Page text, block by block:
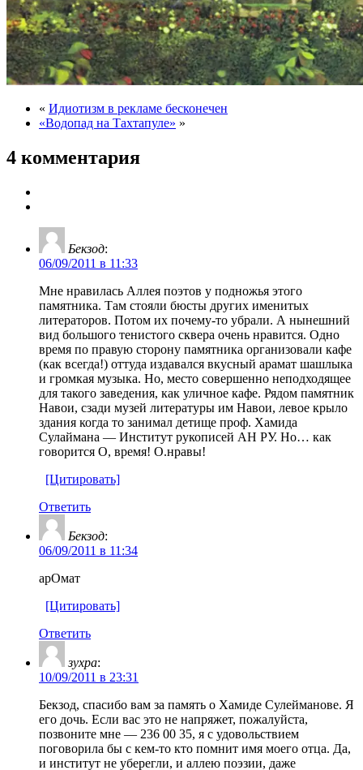
« Идиотизм в рекламе бесконечен
«Водопад на Тахтапуле» »
4 комментария
Бекзод:
06/09/2011 в 11:33
Мне нравилась Аллея поэтов у подножья этого
памятника. Там стояли бюсты других именитых
литераторов. Потом их почему-то убрали. А нынешний
вид большого тенистого сквера очень нравится. Одно
время по правую сторону памятника организовали кафе
(как всегда!) оттуда издавался вкусный арамат шашлыка
и громкая музыка. Но, место совершенно неподходящее
для такого заведения, как уличное кафе. Рядом памятник
Навои, сзади музей литературы им Навои, левое крыло
здания когда то занимал детище проф. Хамида
Сулаймана — Институт рукописей АН РУ. Но… как
говорится О, время! О.нравы!
[Цитировать]
Ответить
Бекзод:
06/09/2011 в 11:34
арОмат
[Цитировать]
Ответить
зухра:
10/09/2011 в 23:31
Бекзод, спасибо вам за память о Хамиде Сулейманове. Я
его дочь. Если вас это не напряжет, пожалуйста,
позвоните мне — 236 00 35, я с удовольствием
поговорила бы с кем-то кто помнит имя моего отца. Да,
и институт не уберегли, и аллею поэзии, даже